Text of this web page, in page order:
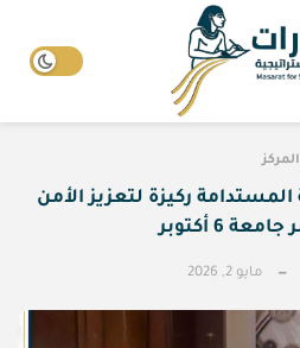
ركيزة لتعزيز الأمن
6 أكتوبر
مايو 2, 2026